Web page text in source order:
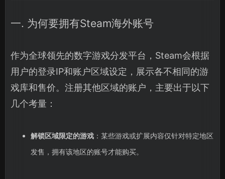
一. 为何要拥有Steam海外账号
作为全球领先的数字游戏分发平台，Steam会根据
用户的登录IP和账户区域设定，展示各不相同的游
戏库和售价。注册其他区域的账户，主要出于以下
几个考量：
解锁区域限定的游戏：某些游戏或扩展内容仅针对特定地区
发售，拥有该地区的账号才能购买。